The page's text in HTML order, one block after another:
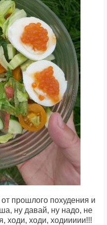
прошлого похудения и
ну давай, ну надо, не
ходи, ходи, ходиииии!!!